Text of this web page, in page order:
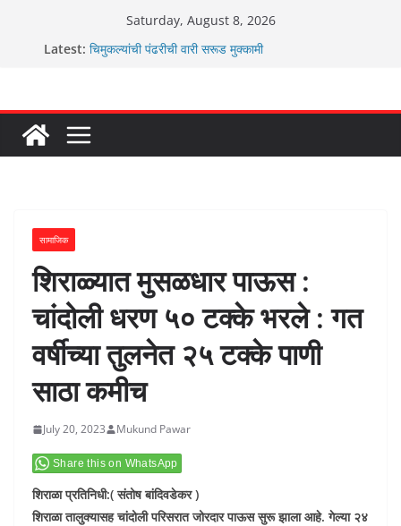
Saturday, August 8, 2026
Latest: चिमुकल्यांची पंढरीची वारी सरूड मुक्कामी
सामाजिक
शिराळ्यात मुसळधार पाऊस :
चांदोली धरण ५० टक्के भरले : गत
वर्षीच्या तुलनेत २५ टक्के पाणी
साठा कमीच
July 20, 2023 Mukund Pawar
Share this on WhatsApp
शिराळा प्रतिनिधी:( संतोष बांदिवडेकर )
शिराळा तालुक्यासह चांदोली परिसरात जोरदार पाऊस सुरू झाला आहे. गेल्या २४